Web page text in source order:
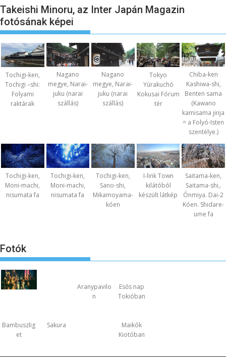
Takeishi Minoru, az Inter Japán Magazin
fotósának képei
Tochigi-ken,
Tochigi –shi:
Folyami
raktárak
Nagano
megye, Narai-
juku (narai
szállás)
Nagano
megye, Narai-
juku (narai
szállás)
Tokyo
Yúrakuchó
Kokusai Fórum
tér
Chiba-ken
Kashiwa-shi,
Benten sama
(Kawano
kamisama jinja
= a Folyó-Isten
szentélye.)
Tochigi-ken,
Moni-machi,
nisumata fa
Tochigi-ken,
Moni-machi,
nisumata fa
Tochigi-ken,
Sano-shi,
Mikamoyama-
kóen
I-link Town
kilátóból
készült látkép
Saitama-ken,
Saitama-shi,.
Ónmiya. Dai-2
Kóen. Shidare-
ume fa
Fotók
Aranypavilo
n
Esős nap
Tokióban
Bambuszlig
et
Sakura
Maikók
Kiotóban